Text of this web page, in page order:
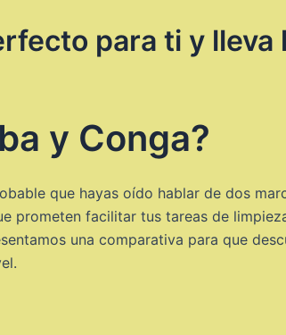
para ti y lleva
y Conga?
que hayas oído hablar de dos
prometen facilitar tus tareas de
una comparativa para que